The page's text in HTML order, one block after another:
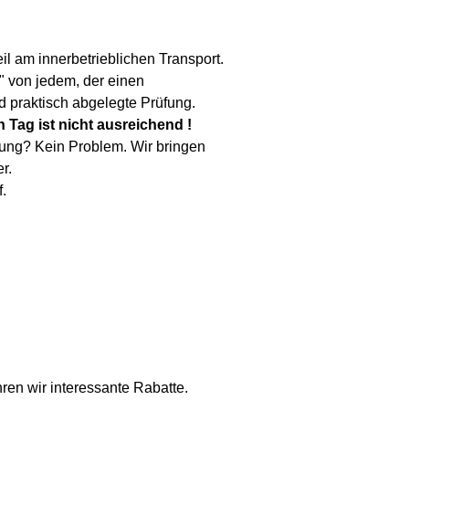
am innerbetrieblichen Transport.
von jedem, der einen
praktisch abgelegte Prüfung.
Tag ist nicht ausreichend !
Kein Problem. Wir bringen
wir interessante Rabatte.